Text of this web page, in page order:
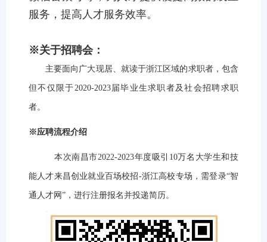
服务，提高人才服务效率。
※关于招聘会：
主要面向广大现居、就读于浙江区域的求职者，包含
但不仅限于2020-2023届毕业生求职者及社会招聘求职
者。
※应聘流程介绍
本次南昌市2022-2023年度吸引 10万名大学生和技
能人才来昌创业就业百场校招-浙江高校专场，需登录“智
通人才网”，进行注册报名并投递简历。